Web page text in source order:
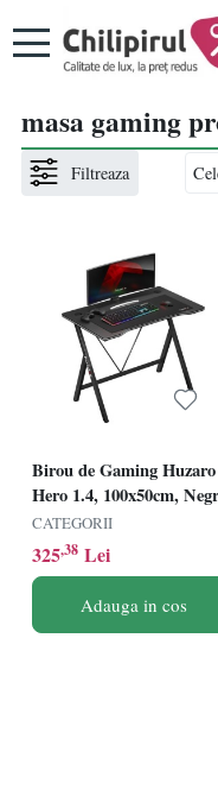
masa gaming
Filtreaza
Birou de Gaming Huzaro
Hero 1.4, 100x50cm,
CATEGORII
325,38 Lei
Adauga in cos